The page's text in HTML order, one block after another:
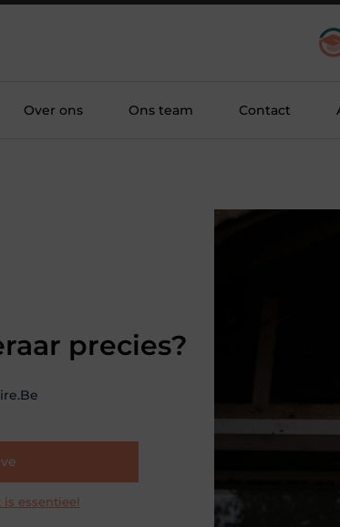
Over ons Ons team Contact
precies?
essentieel